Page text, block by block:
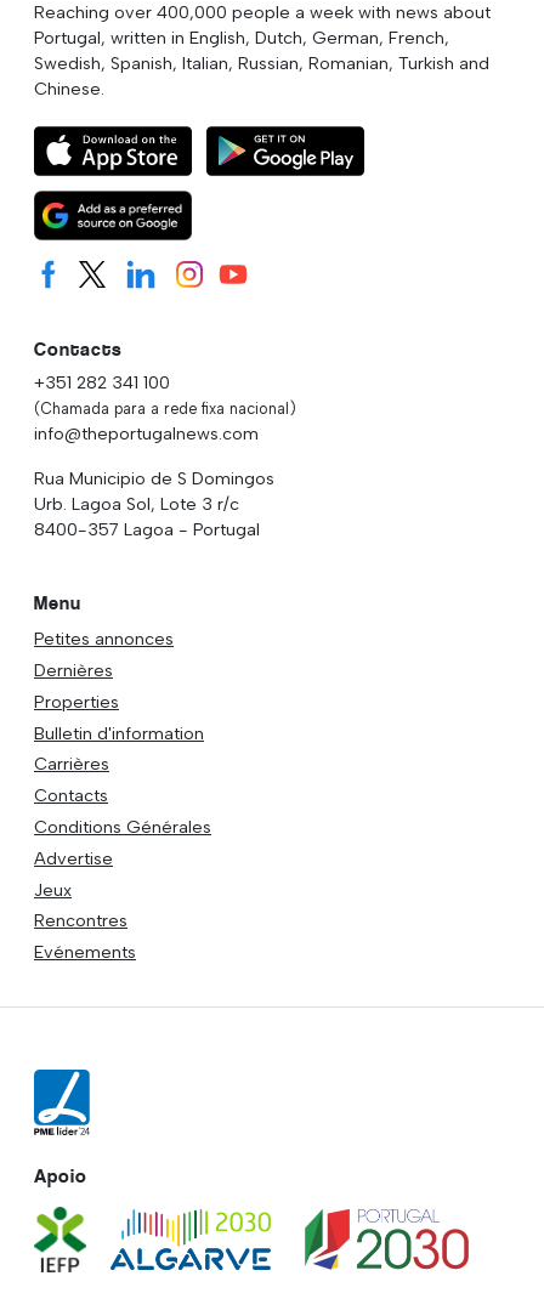
Reaching over 400,000 people a week with news about
Portugal, written in English, Dutch, German, French,
Swedish, Spanish, Italian, Russian, Romanian, Turkish and
Chinese.
Contacts
+351 282 341 100
(Chamada para a rede fixa nacional)
info@theportugalnews.com
Rua Municipio de S Domingos
Urb. Lagoa Sol, Lote 3 r/c
8400-357 Lagoa - Portugal
Menu
Petites annonces
Dernières
Properties
Bulletin d'information
Carrières
Contacts
Conditions Générales
Advertise
Jeux
Rencontres
Evénements
Apoio